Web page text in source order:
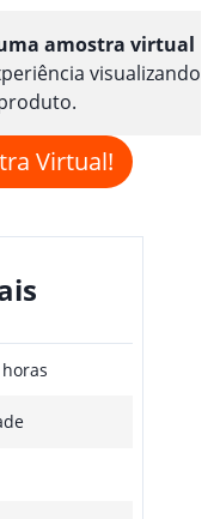
amostra virtual
visualizando
Virtual!